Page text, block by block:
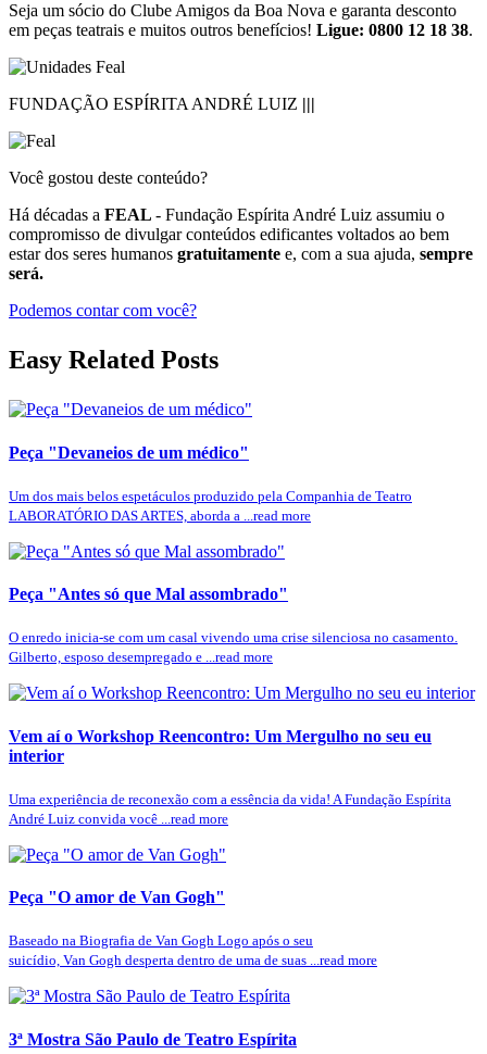
Seja um sócio do Clube Amigos da Boa Nova e garanta desconto
em peças teatrais e muitos outros benefícios! Ligue: 0800 12 18 38.
FUNDAÇÃO ESPÍRITA ANDRÉ LUIZ |||
Você gostou deste conteúdo?
Há décadas a FEAL - Fundação Espírita André Luiz assumiu o
compromisso de divulgar conteúdos edificantes voltados ao bem
estar dos seres humanos gratuitamente e, com a sua ajuda, sempre
será.
Podemos contar com você?
Easy Related Posts
Peça "Devaneios de um médico"
Um dos mais belos espetáculos produzido pela Companhia de Teatro
LABORATÓRIO DAS ARTES, aborda a ...read more
Peça "Antes só que Mal assombrado"
O enredo inicia-se com um casal vivendo uma crise silenciosa no casamento.
Gilberto, esposo desempregado e ...read more
Vem aí o Workshop Reencontro: Um Mergulho no seu eu
interior
Uma experiência de reconexão com a essência da vida! A Fundação Espírita
André Luiz convida você ...read more
Peça "O amor de Van Gogh"
Baseado na Biografia de Van Gogh Logo após o seu
suicídio, Van Gogh desperta dentro de uma de suas ...read more
3ª Mostra São Paulo de Teatro Espírita